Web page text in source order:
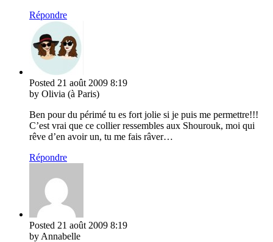
Répondre
Posted 21 août 2009 8:19
by Olivia (à Paris)
Ben pour du périmé tu es fort jolie si je puis me permettre!!!
C’est vrai que ce collier ressembles aux Shourouk, moi qui
rêve d’en avoir un, tu me fais râver…
Répondre
Posted 21 août 2009 8:19
by Annabelle